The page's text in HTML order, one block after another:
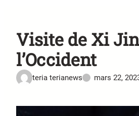
Visite de Xi
l’Occident
teria terianews mars 22,